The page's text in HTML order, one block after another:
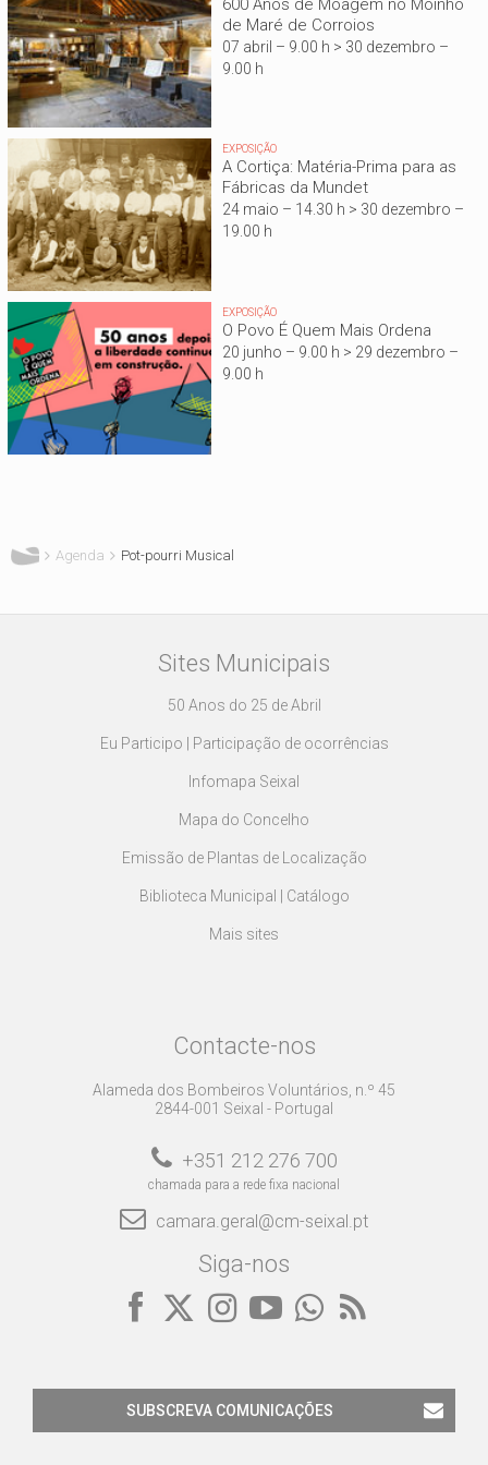
600 Anos de Moagem no Moinho
de Maré de Corroios
07 abril – 9.00 h > 30 dezembro –
9.00 h
EXPOSIÇÃO
A Cortiça: Matéria-Prima para as
Fábricas da Mundet
24 maio – 14.30 h > 30 dezembro –
19.00 h
EXPOSIÇÃO
O Povo É Quem Mais Ordena
20 junho – 9.00 h > 29 dezembro –
9.00 h
Agenda Pot-pourri Musical
Sites Municipais
50 Anos do 25 de Abril
Eu Participo | Participação de ocorrências
Infomapa Seixal
Mapa do Concelho
Emissão de Plantas de Localização
Biblioteca Municipal | Catálogo
Mais sites
Contacte-nos
Alameda dos Bombeiros Voluntários, n.º 45
2844-001 Seixal - Portugal
+351 212 276 700
chamada para a rede fixa nacional
camara.geral@cm-seixal.pt
Siga-nos
SUBSCREVA COMUNICAÇÕES